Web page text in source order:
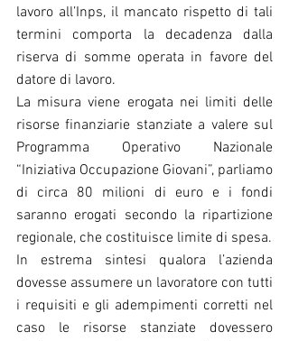
lavoro all’Inps, il mancato rispetto di tali
termini comporta la decadenza dalla
riserva di somme operata in favore del
datore di lavoro.
La misura viene erogata nei limiti delle
risorse finanziarie stanziate a valere sul
Programma Operativo Nazionale
“Iniziativa Occupazione Giovani”, parliamo
di circa 80 milioni di euro e i fondi
saranno erogati secondo la ripartizione
In estrema sintesi qualora l’azienda
dovesse assumere un lavoratore con tutti
i requisiti e gli adempimenti corretti nel
caso le risorse stanziate dovessero